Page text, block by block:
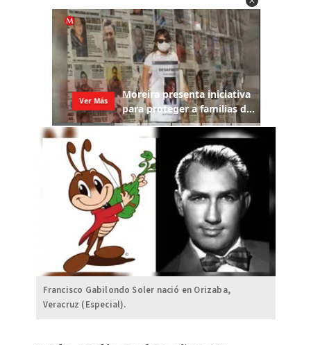
Francisco Gabilondo Soler nació en Orizaba,
Veracruz (Especial).